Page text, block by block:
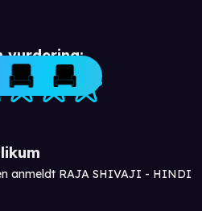
vurdering:
anmeldt RAJA SHIVAJI - HINDI